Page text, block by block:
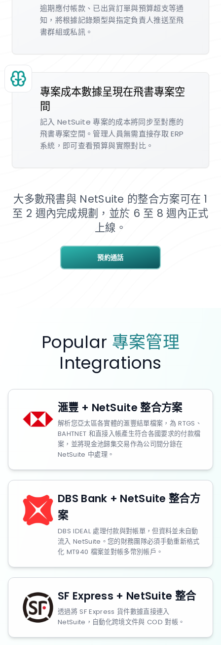
逾期應付帳款、已出貨訂單與預算超支等通
知，將根據記錄類型與指定負責人推送至飛
書群組或私訊。
專案成本數據呈現在飛書專案空
間
記入 NetSuite 專案的成本將同步至對應的
飛書專案空間。管理人員無需直接存取 ERP
系統，即可查看預算與實際對比。
預約通話
大多數飛書與 NetSuite 的整合方案可在 1
至 2 週內完成規劃，並於 6 至 8 週內正式
上線。
Popular 專案管理
Integrations
滙豐 + NetSuite 整合方案
解析您亞太區各實體的滙豐結單檔案，為 RTGS、
BAHTNET 和直接入帳產生符合各國要求的付款檔
案，並將現金池歸集交易作為公司間分錄在
NetSuite 中處理。
DBS Bank + NetSuite 整合方
案
DBS IDEAL 處理付款與對帳單，但資料並未自動
流入 NetSuite。您的財務團隊必須手動重新格式
化 MT940 檔案並對帳多幣別帳戶。
SF Express + NetSuite 整合
透過將 SF Express 貨件數據直接連入
NetSuite，自動化跨境文件與 COD 對帳。